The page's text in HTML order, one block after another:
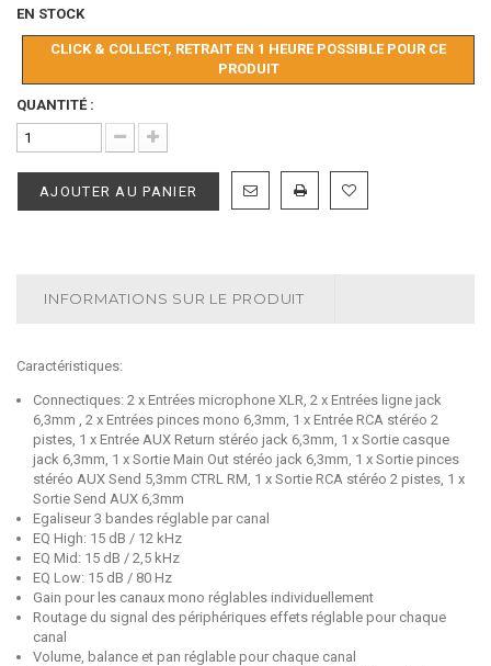
EN STOCK
CLICK & COLLECT, RETRAIT EN 1 HEURE POSSIBLE POUR CE
PRODUIT
QUANTITÉ :
AJOUTER AU PANIER
INFORMATIONS SUR LE PRODUIT
Caractéristiques:
Connectiques: 2 x Entrées microphone XLR, 2 x Entrées ligne jack
6,3mm , 2 x Entrées pinces mono 6,3mm, 1 x Entrée RCA stéréo 2
pistes, 1 x Entrée AUX Return stéréo jack 6,3mm, 1 x Sortie casque
jack 6,3mm, 1 x Sortie Main Out stéréo jack 6,3mm, 1 x Sortie pinces
stéréo AUX Send 5,3mm CTRL RM, 1 x Sortie RCA stéréo 2 pistes, 1 x
Sortie Send AUX 6,3mm
Egaliseur 3 bandes réglable par canal
EQ High: 15 dB / 12 kHz
EQ Mid: 15 dB / 2,5 kHz
EQ Low: 15 dB / 80 Hz
Gain pour les canaux mono réglables individuellement
Routage du signal des périphériques effets réglable pour chaque
canal
Volume, balance et pan réglable pour chaque canal